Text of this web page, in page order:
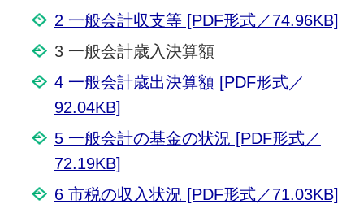
2 一般会計収支等 [PDF形式／74.96KB]
3 一般会計歳入決算額
4 一般会計歳出決算額 [PDF形式／
92.04KB]
5 一般会計の基金の状況 [PDF形式／
72.19KB]
6 市税の収入状況 [PDF形式／71.03KB]